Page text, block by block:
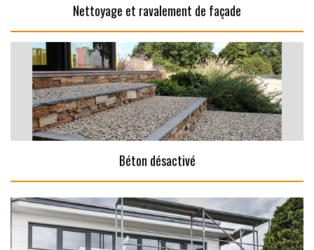
Nettoyage et ravalement de façade
Béton désactivé